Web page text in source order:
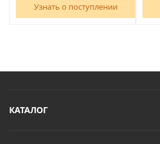
Узнать о поступлении
КАТАЛОГ